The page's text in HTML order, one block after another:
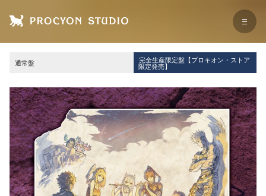
通常盤 完全生産限定盤【プロキオン・ストア
限定発売】